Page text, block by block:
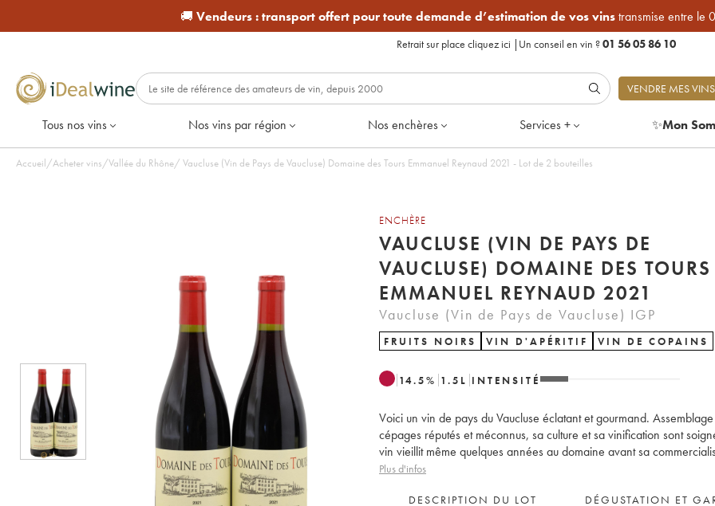
🚚 Vendeurs :transport offert pour toute demande d’estimation de vos vinstransmise entre le
Retrait sur place cliquez ici | Un conseil en vin ?01 56 05 86 10
VENDRE MES VINS
Tous nos vins Nos vins par région Nos enchères Services + ✨Mon
Accueil/Acheter vins/Vallée du Rhône/ Vaucluse (Vin de Pays de Vaucluse) Domaine des Tours Emmanuel Reynaud 2021 - Lot de 2 bouteilles
ENCHÈRE
VAUCLUSE (VIN DE PAYS DE
VAUCLUSE) DOMAINE DES TOURS
EMMANUEL REYNAUD 2021
Vaucluse (Vin de Pays de Vaucluse) IGP
FRUITS NOIRS VIN D'APÉRITIF VIN DE COPAINS
14.5% 1.5 L INTENSITÉ
Voici un vin de pays du Vaucluse éclatant et gourmand.
cépages réputés et méconnus, sa culture et sa vinification sont
vin vieillit même quelques années au domaine avant sa
Plus d'infos
DESCRIPTION DU LOT DÉGUSTATION ET